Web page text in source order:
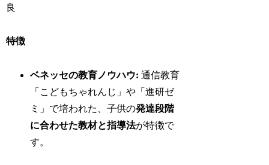
良
特徴
ベネッセの教育ノウハウ: 通信教育
「こどもちゃれんじ」や「進研ゼ
ミ」で培われた、子供の発達段階
に合わせた教材と指導法が特徴で
す。